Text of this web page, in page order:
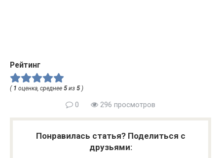
Рейтинг
( 1 оценка, среднее 5 из 5 )
0 296 просмотров
Понравилась статья? Поделиться с
друзьями: